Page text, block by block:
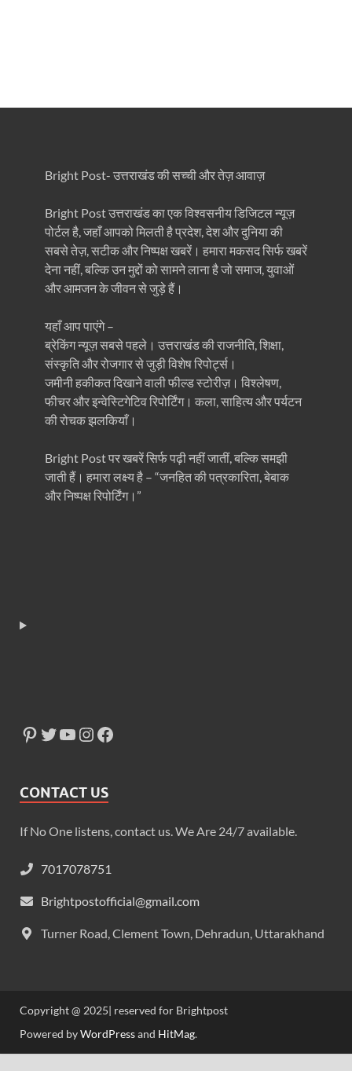
Bright Post- उत्तराखंड की सच्ची और तेज़ आवाज़
Bright Post उत्तराखंड का एक विश्वसनीय डिजिटल न्यूज़
पोर्टल है, जहाँ आपको मिलती है प्रदेश, देश और दुनिया की
सबसे तेज़, सटीक और निष्पक्ष खबरें। हमारा मकसद सिर्फ खबरें
देना नहीं, बल्कि उन मुद्दों को सामने लाना है जो समाज, युवाओं
और आमजन के जीवन से जुड़े हैं।
यहाँ आप पाएंगे –
ब्रेकिंग न्यूज़ सबसे पहले। उत्तराखंड की राजनीति, शिक्षा,
संस्कृति और रोजगार से जुड़ी विशेष रिपोर्ट्स।
जमीनी हकीकत दिखाने वाली फील्ड स्टोरीज़। विश्लेषण,
फीचर और इन्वेस्टिगेटिव रिपोर्टिंग। कला, साहित्य और पर्यटन
की रोचक झलकियाँ।
Bright Post पर खबरें सिर्फ पढ़ी नहीं जातीं, बल्कि समझी
जाती हैं। हमारा लक्ष्य है – “जनहित की पत्रकारिता, बेबाक
और निष्पक्ष रिपोर्टिंग।”
CONTACT US
If No One listens, contact us. We Are 24/7 available.
7017078751
Brightpostofficial@gmail.com
Turner Road, Clement Town, Dehradun, Uttarakhand
Copyright @ 2025| reserved for Brightpost
Powered byWordPressand HitMag.